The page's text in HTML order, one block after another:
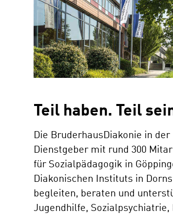
Teil haben. Teil
Die BruderhausDiakonie in
Dienstgeber mit rund 300
für Sozialpädagogik in
Diakonischen Instituts in
begleiten, beraten und
Jugendhilfe,